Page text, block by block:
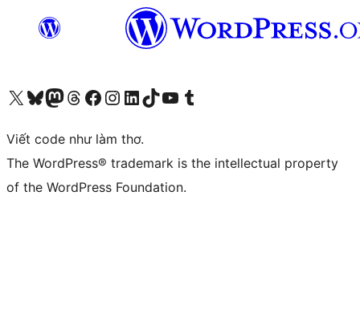
Truy cập tài khoản X (trước đây là Twitter) của chúng tôiVisit our Bluesky account
Visit our Mastodon account
Visit our Threads account
Xem trang Facebook của chúng tôiTruy cập tài khoản Instagram của chúng tôiTruy cập tài khoản LinkedIn của chúng tôiVisit our TikTok account
Truy cập kênh YouTube của chúng tôi Visit our Tumblr account
Viết code như làm thơ.
The WordPress® trademark is the intellectual property
of the WordPress Foundation.